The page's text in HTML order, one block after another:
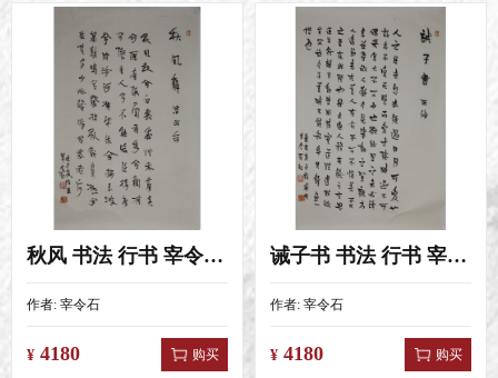
秋风 书法 行书 宰令石 4尺三开（46
作者: 宰令石
¥ 4180 购买
诫子书 书法 行书 宰令石 4尺三开
作者: 宰令石
¥ 4180 购买